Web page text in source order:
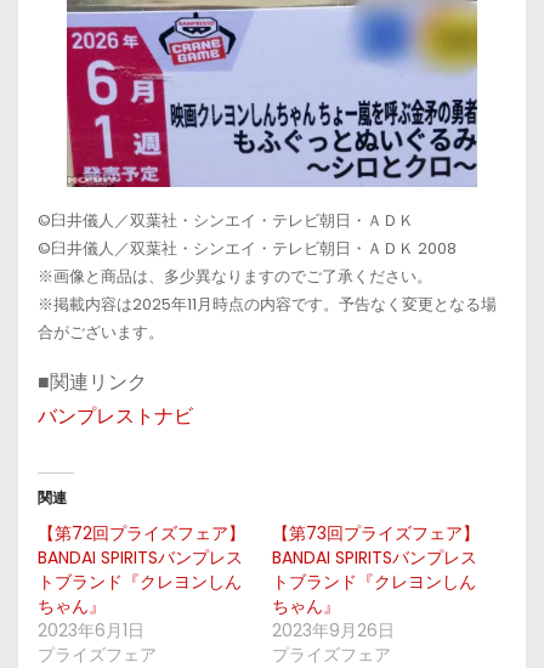
©臼井儀人／双葉社・シンエイ・テレビ朝日・ＡＤＫ
©臼井儀人／双葉社・シンエイ・テレビ朝日・ＡＤＫ 2008
※画像と商品は、多少異なりますのでご了承ください。
※掲載内容は2025年11月時点の内容です。予告なく変更となる場
合がございます。
■関連リンク
バンプレストナビ
関連
【第72回プライズフェア】
BANDAI SPIRITSバンプレス
トブランド『クレヨンしん
ちゃん』
2023年6月1日
プライズフェア
【第73回プライズフェア】
BANDAI SPIRITSバンプレス
トブランド『クレヨンしん
ちゃん』
2023年9月26日
プライズフェア